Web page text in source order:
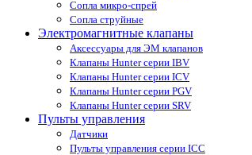
Сопла микро-спрей
Сопла струйные
Электромагнитные клапаны
Аксессуары для ЭМ клапанов
Клапаны Hunter серии IBV
Клапаны Hunter серии ICV
Клапаны Hunter серии PGV
Клапаны Hunter серии SRV
Пульты управления
Датчики
Пульты управления серии ICС